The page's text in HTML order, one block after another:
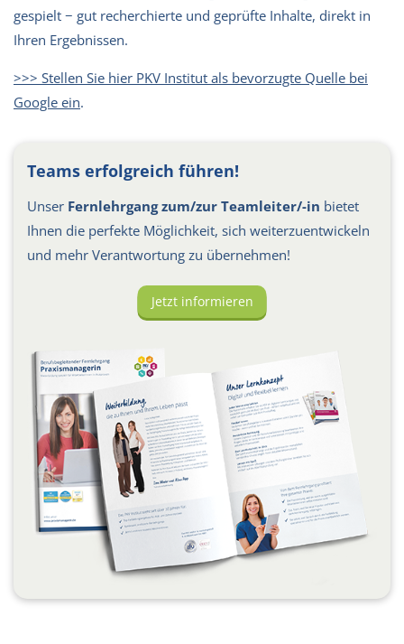
gespielt − gut recherchierte und geprüfte Inhalte, direkt in
Ihren Ergebnissen.
>>> Stellen Sie hier PKV Institut als bevorzugte Quelle bei
Google ein.
Teams erfolgreich führen!
Unser Fernlehrgang zum/zur Teamleiter/-in bietet
Ihnen die perfekte Möglichkeit, sich weiterzuentwickeln
und mehr Verantwortung zu übernehmen!
Jetzt informieren